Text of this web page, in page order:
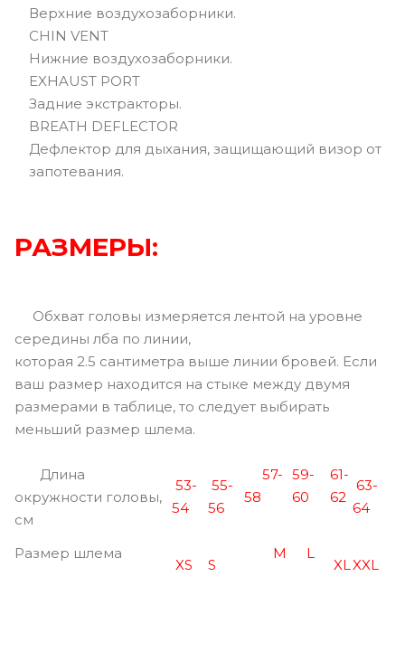
Верхние воздухозаборники.
CHIN VENT
Нижние воздухозаборники.
EXHAUST PORT
Задние экстракторы.
BREATH DEFLECTOR
Дефлектор для дыхания, защищающий визор от
запотевания.
РАЗМЕРЫ:
Обхват головы измеряется лентой на уровне
середины лба по линии,
которая 2.5 сантиметра выше линии бровей. Если
ваш размер находится на стыке между двумя
размерами в таблице, то следует выбирать
меньший размер шлема.
Длина
окружности головы,
см
53-
54
55-
56
57-
58
59-
60
61-
62
63-
64
Размер шлема
XS S
M L
XLXXL